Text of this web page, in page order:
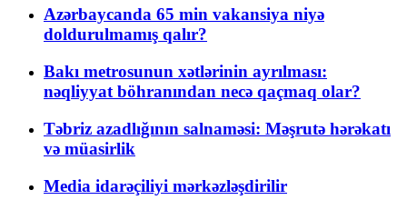
Azərbaycanda 65 min vakansiya niyə
doldurulmamış qalır?
Bakı metrosunun xətlərinin ayrılması:
nəqliyyat böhranından necə qaçmaq olar?
Təbriz azadlığının salnaməsi: Məşrutə hərəkatı
və müasirlik
Media idarəçiliyi mərkəzləşdirilir